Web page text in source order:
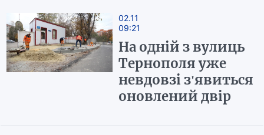
02.11
09:21
На одній з вулиць
Тернополя уже
невдовзі з'явиться
оновлений двір